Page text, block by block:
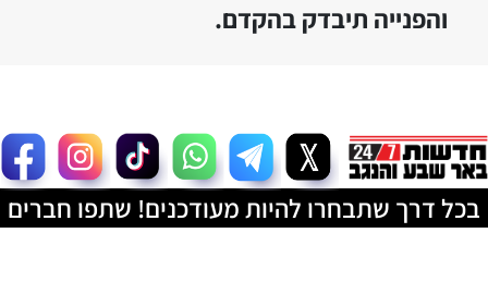
והפנייה תיבדק בהקדם.
בכל דרך שתבחרו להיות מעודכנים! שתפו חברים